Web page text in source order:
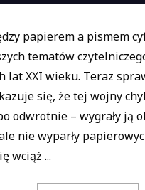
papierem a pismem
tematów
lat XXI wieku. Teraz
się, że tej wojny
odwrotnie – wygrały ją
nie wyparły
wciąż ...